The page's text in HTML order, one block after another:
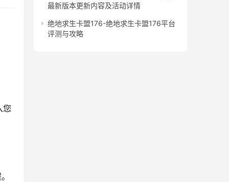
您
最新版本更新内容及活动详情
绝地求生卡盟176-绝地求生卡盟176平台
评测与攻略